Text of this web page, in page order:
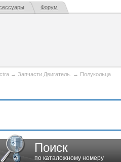
Форум
→ Запчасти Двигатель. → Полукольца
Поиск
по каталожному номеру